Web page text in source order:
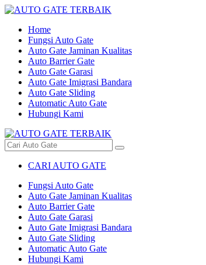
Home
Fungsi Auto Gate
Auto Gate Jaminan Kualitas
Auto Barrier Gate
Auto Gate Garasi
Auto Gate Imigrasi Bandara
Auto Gate Sliding
Automatic Auto Gate
Hubungi Kami
CARI AUTO GATE
Fungsi Auto Gate
Auto Gate Jaminan Kualitas
Auto Barrier Gate
Auto Gate Garasi
Auto Gate Imigrasi Bandara
Auto Gate Sliding
Automatic Auto Gate
Hubungi Kami